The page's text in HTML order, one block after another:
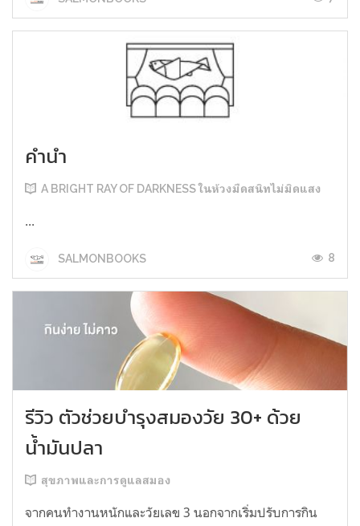
คำนำ
A BRIGHT RAY OF DARKNESS ในห้วงมืดสนิทไม่มิดแสง
...
SALMONBOOKS 8
รีวิว ตัวช่วยบำรุงสมองวัย 30+ ด้วย
น้ำมันปลา
สุขภาพและการดูแลสมอง
จากคนทำงานหนักและวัยเลข 3 นอกจากเริ่มปรับการกิน